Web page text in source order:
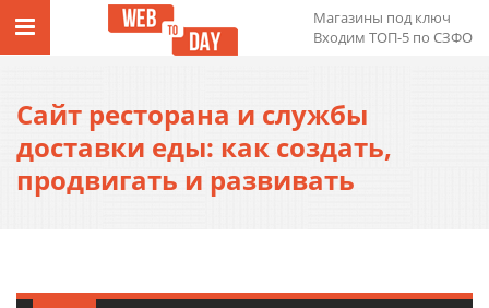
Магазины под ключ
Входим ТОП-5 по СЗФО
Сайт ресторана и службы
доставки еды: как создать,
продвигать и развивать